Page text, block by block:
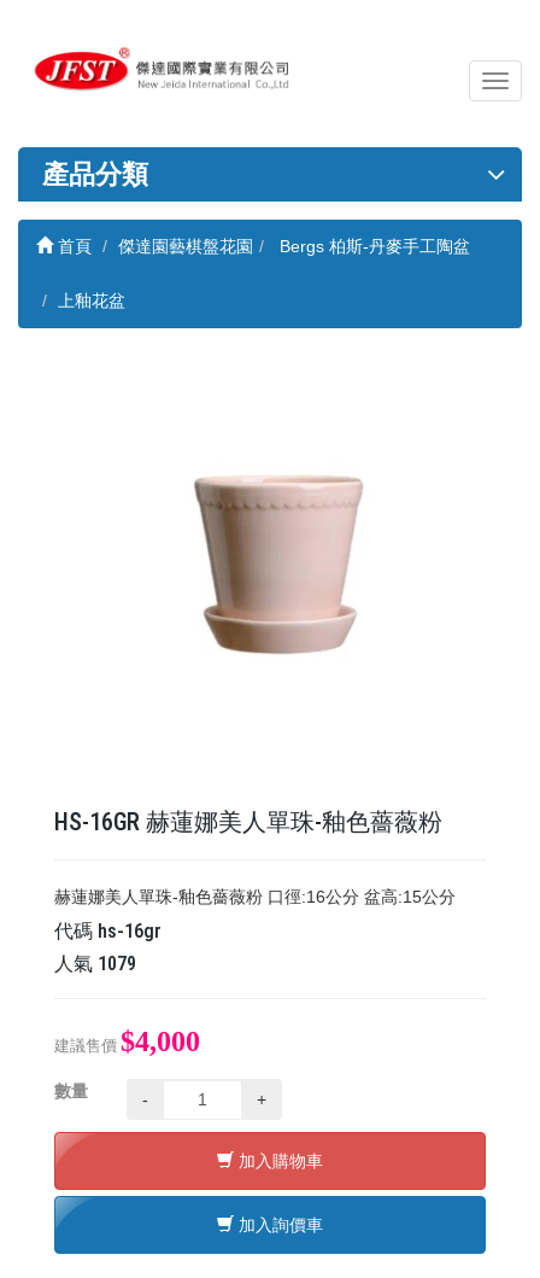
導
覽
關
產品分類
首頁 傑達園藝棋盤花園 Bergs 柏斯-丹麥手工陶盆
上釉花盆
HS-16GR 赫蓮娜美人單珠-釉色薔薇粉
赫蓮娜美人單珠-釉色薔薇粉 口徑:16公分 盆高:15公分
代碼 hs-16gr
人氣 1079
建議售價 $4,000
數量 - +
加入購物車
加入詢價車